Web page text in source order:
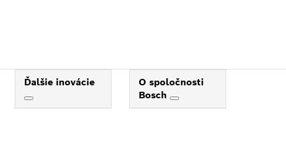
Ďalšie inovácie
O spoločnosti
Bosch